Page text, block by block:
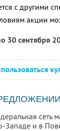
с другими
акции
30 сентября
сеть
Западе и в